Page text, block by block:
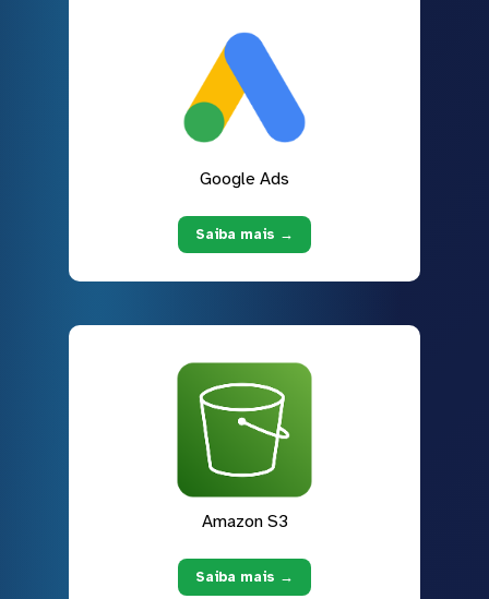
Google Ads
Saiba mais →
Amazon S3
Saiba mais →